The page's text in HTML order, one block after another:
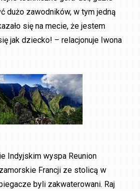
dużo zawodników, w tym jedną
się na mecie, że jestem
jak dziecko! – relacjonuje Iwona
Indyjskim wyspa Reunion
Francji ze stolicą w
byli zakwaterowani. Raj